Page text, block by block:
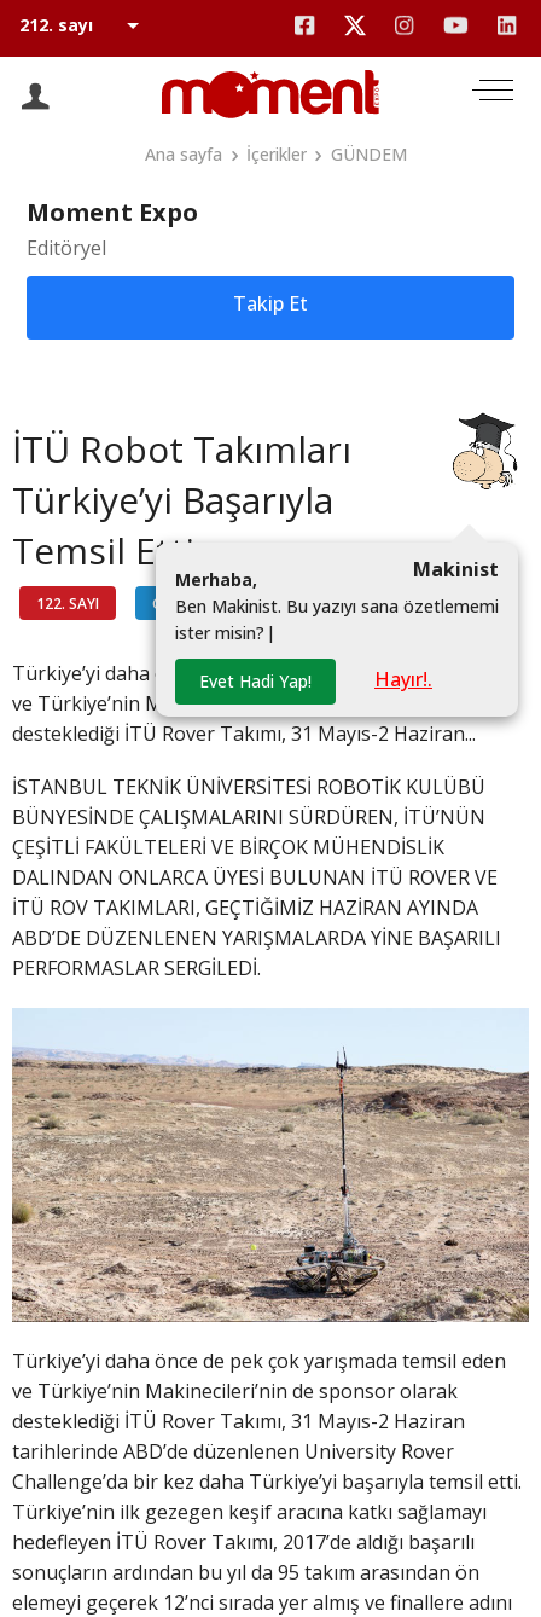
Ana sayfa İçerikler GÜNDEM
Moment Expo
Editöryel
Takip Et
İTÜ Robot Takımları
Türkiye’yi Başarıyla
Temsil Etti
122. SAYI GÜNDEM #
Makinist
Merhaba,
Ben Makinist. Bu yazıyı sana özetlememi
ister misin? |
Evet Hadi Yap! Hayır!.
Türkiye’yi daha önce de pek çok yarışmada temsil eden
ve Türkiye’nin Makinecileri’nin de sponsor olarak
desteklediği İTÜ Rover Takımı, 31 Mayıs-2 Haziran...
İSTANBUL TEKNİK ÜNİVERSİTESİ ROBOTİK KULÜBÜ
BÜNYESİNDE ÇALIŞMALARINI SÜRDÜREN, İTÜ’NÜN
ÇEŞİTLİ FAKÜLTELERİ VE BİRÇOK MÜHENDİSLİK
DALINDAN ONLARCA ÜYESİ BULUNAN İTÜ ROVER VE
İTÜ ROV TAKIMLARI, GEÇTİĞİMİZ HAZİRAN AYINDA
ABD’DE DÜZENLENEN YARIŞMALARDA YİNE BAŞARILI
PERFORMASLAR SERGİLEDİ.
Türkiye’yi daha önce de pek çok yarışmada temsil eden
ve Türkiye’nin Makinecileri’nin de sponsor olarak
desteklediği İTÜ Rover Takımı, 31 Mayıs-2 Haziran
tarihlerinde ABD’de düzenlenen University Rover
Challenge’da bir kez daha Türkiye’yi başarıyla temsil etti.
Türkiye’nin ilk gezegen keşif aracına katkı sağlamayı
hedefleyen İTÜ Rover Takımı, 2017’de aldığı başarılı
sonuçların ardından bu yıl da 95 takım arasından ön
elemeyi geçerek 12’nci sırada yer almış ve finallere adını